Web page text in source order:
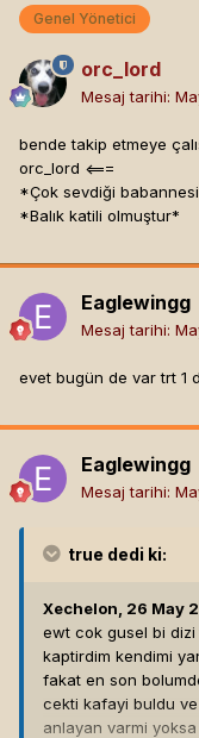
Genel Yönetici
orc_lord
Mesaj tarihi:
bende takip etmeye
orc_lord <===
*Çok sevdiği
*Balık katili olmuştur*
Eaglewingg
Mesaj tarihi:
evet bugün de var trt 1
Eaglewingg
Mesaj tarihi:
true dedi ki:
Xechelon, 26 May
ewt cok gusel bi
kaptirdim kendimi
fakat en son
cekti kafayi buldu
anlayan varmi